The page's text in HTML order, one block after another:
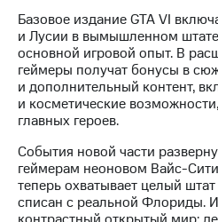
аудит
Рынок
акций
Описание
Программа
приобретения
выкупа
акций
Дивиденды
Рынок
Базовое издание GTA VI
и Лусии в вымышленном
основной игровой опыт. В
геймеры получат бонусы в
и дополнительный контент,
и косметические
главных героев.
События новой части
геймерам неоновом Вайс-
теперь охватывает целый
списан с реальной Флориды.